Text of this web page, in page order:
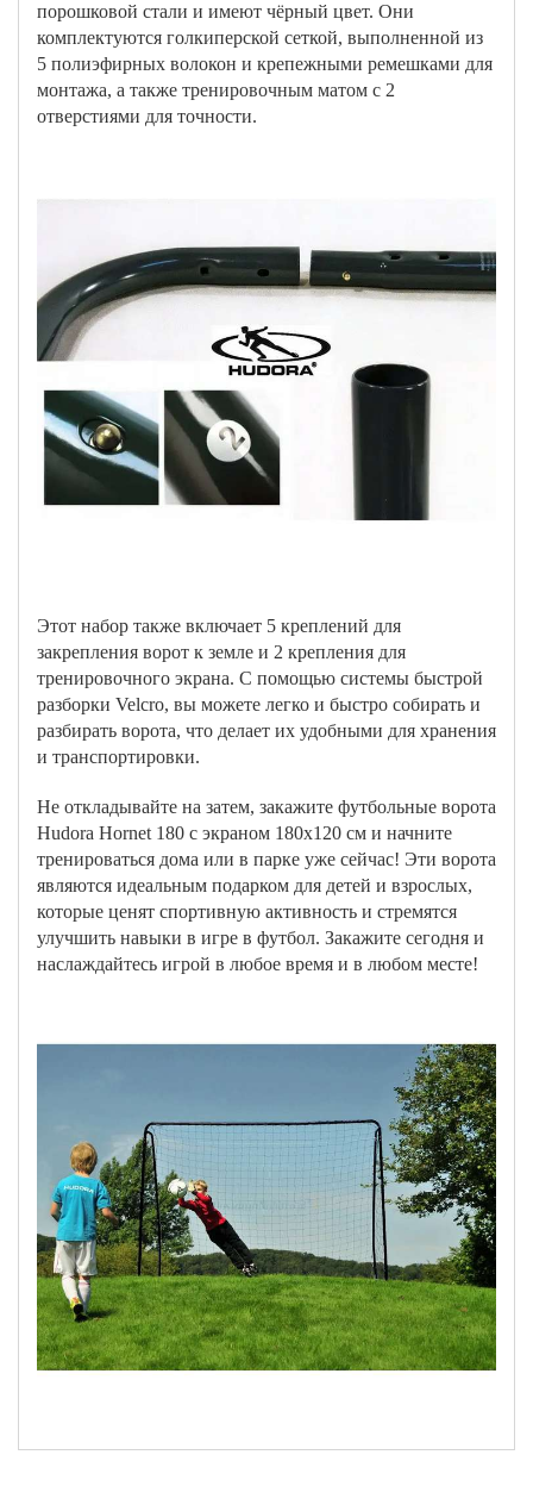
порошковой стали и имеют чёрный цвет. Они
комплектуются голкиперской сеткой, выполненной из
5 полиэфирных волокон и крепежными ремешками для
монтажа, а также тренировочным матом с 2
отверстиями для точности.
Этот набор также включает 5 креплений для
закрепления ворот к земле и 2 крепления для
тренировочного экрана. С помощью системы быстрой
разборки Velcro, вы можете легко и быстро собирать и
разбирать ворота, что делает их удобными для хранения
и транспортировки.
Не откладывайте на затем, закажите футбольные ворота
Hudora Hornet 180 с экраном 180х120 см и начните
тренироваться дома или в парке уже сейчас! Эти ворота
являются идеальным подарком для детей и взрослых,
которые ценят спортивную активность и стремятся
улучшить навыки в игре в футбол. Закажите сегодня и
наслаждайтесь игрой в любое время и в любом месте!